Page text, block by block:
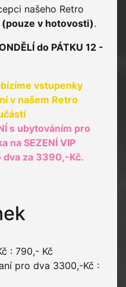
našeho Retro
(pouze v hotovosti).
do PÁTKU 12 -
vstupenky
v našem Retro
s ubytováním pro
na SEZENÍ VIP
dva za 3390,-Kč.
: 790,- Kč
pro dva 3300,-Kč :